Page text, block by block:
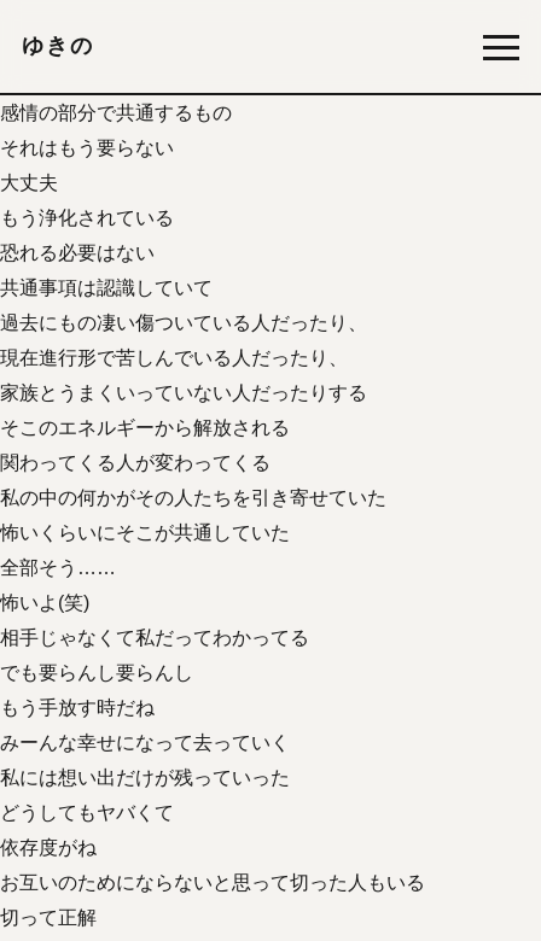
ゆきの
感情の部分で共通するもの
それはもう要らない
大丈夫
もう浄化されている
恐れる必要はない
共通事項は認識していて
過去にもの凄い傷ついている人だったり、
現在進行形で苦しんでいる人だったり、
家族とうまくいっていない人だったりする
そこのエネルギーから解放される
関わってくる人が変わってくる
私の中の何かがその人たちを引き寄せていた
怖いくらいにそこが共通していた
全部そう……
怖いよ(笑)
相手じゃなくて私だってわかってる
でも要らんし要らんし
もう手放す時だね
みーんな幸せになって去っていく
私には想い出だけが残っていった
どうしてもヤバくて
依存度がね
お互いのためにならないと思って切った人もいる
切って正解